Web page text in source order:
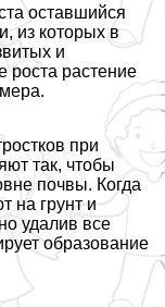
оставшийся
из кото­рых в
и
растение
при
так, чтобы
почвы. Когда
на грунт и
удалив все
образование